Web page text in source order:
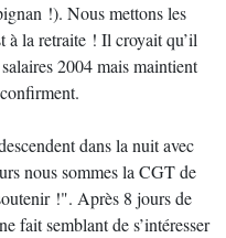
!). Nous mettons les
à la retraite ! Il croyait qu’il
2004 mais maintient
dans la nuit avec
nous sommes la CGT de
!". Après 8 jours de
fait semblant de s’intéresser